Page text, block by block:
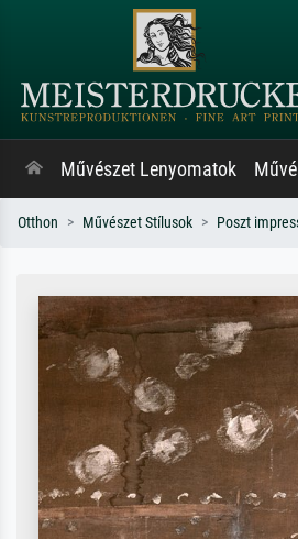
Művészet Lenyomatok
Otthon Művészet Stílusok Poszt